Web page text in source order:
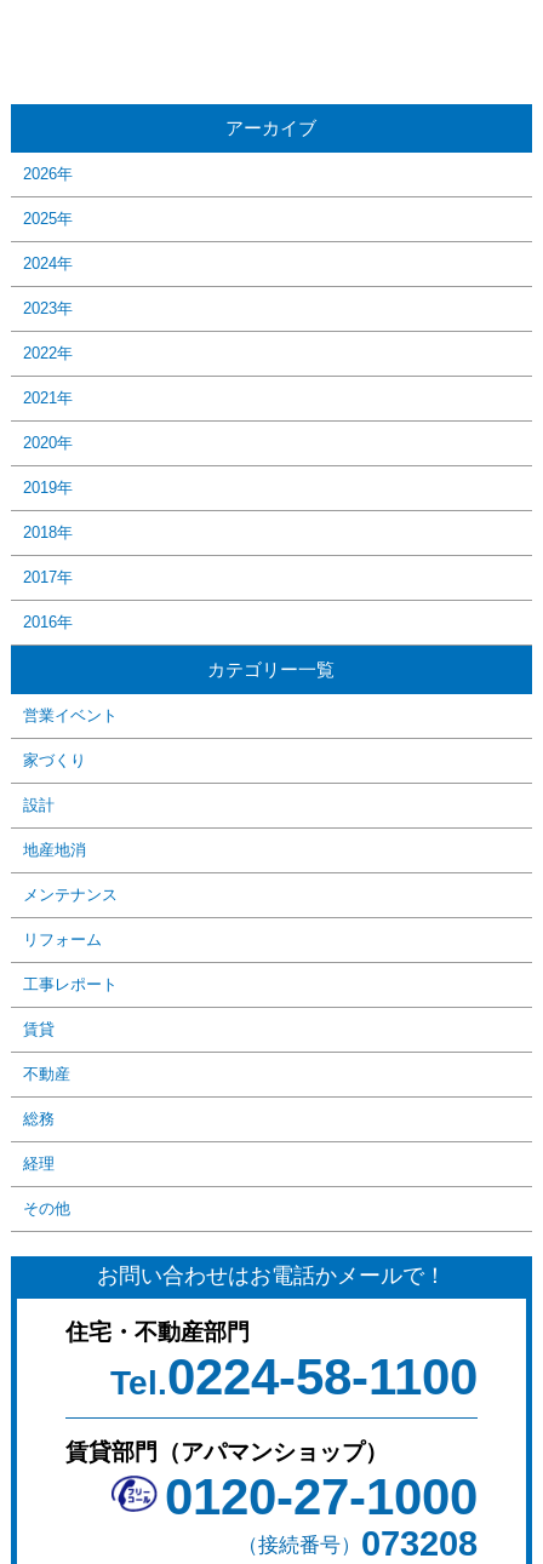
アーカイブ
2026年
2025年
2024年
2023年
2022年
2021年
2020年
2019年
2018年
2017年
2016年
カテゴリー一覧
営業イベント
家づくり
設計
地産地消
メンテナンス
リフォーム
工事レポート
賃貸
不動産
総務
経理
その他
お問い合わせはお電話かメールで！
住宅・不動産部門
Tel.0224-58-1100
賃貸部門（アパマンショップ）
0120-27-1000
（接続番号） 073208